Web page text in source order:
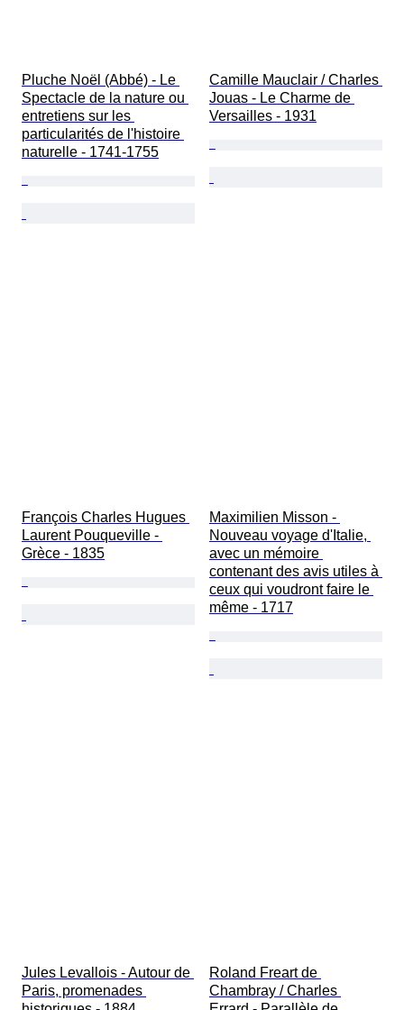
Pluche Noël (Abbé) - Le
Spectacle de la nature ou
entretiens sur les
particularités de l'histoire
naturelle - 1741-1755
Camille Mauclair / Charles
Jouas - Le Charme de
Versailles - 1931
François Charles Hugues
Laurent Pouqueville -
Grèce - 1835
Maximilien Misson -
Nouveau voyage d'Italie,
avec un mémoire
contenant des avis utiles à
ceux qui voudront faire le
même - 1717
Jules Levallois - Autour de
Paris, promenades
Roland Freart de
Chambray / Charles